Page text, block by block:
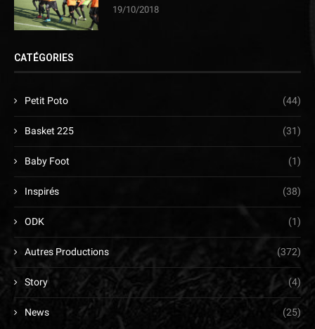
19/10/2018
CATÉGORIES
Petit Poto (44)
Basket 225 (31)
Baby Foot (1)
Inspirés (38)
ODK (1)
Autres Productions (372)
Story (4)
News (25)